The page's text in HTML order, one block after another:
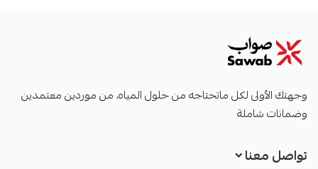
وجهتك الأولى لكل ماتحتاجه من حلول المياه، من موردين معتمدين
وضمانات شاملة
تواصل معنا